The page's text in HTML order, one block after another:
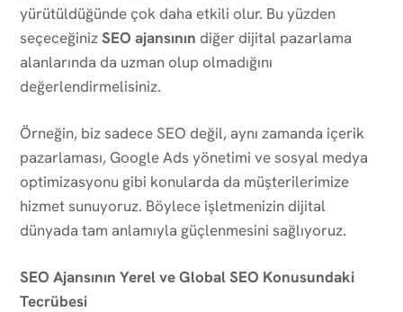
yürütüldüğünde çok daha etkili olur. Bu yüzden
seçeceğinizSEO ajansının diğer dijital pazarlama
alanlarında da uzman olup olmadığını
değerlendirmelisiniz.
Örneğin, biz sadece SEO değil, aynı zamanda içerik
pazarlaması, Google Ads yönetimi ve sosyal medya
optimizasyonu gibi konularda da müşterilerimize
hizmet sunuyoruz. Böylece işletmenizin dijital
dünyada tam anlamıyla güçlenmesini sağlıyoruz.
SEO Ajansının Yerel ve Global SEO Konusundaki
Tecrübesi